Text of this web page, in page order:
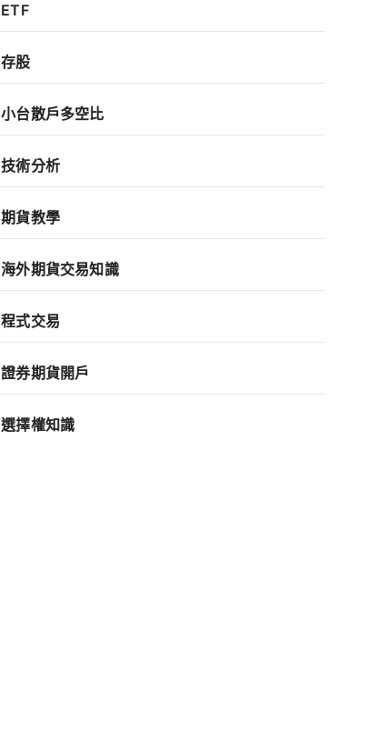
ETF
存股
小台散戶多空比
技術分析
期貨教學
海外期貨交易知識
程式交易
證券期貨開戶
選擇權知識